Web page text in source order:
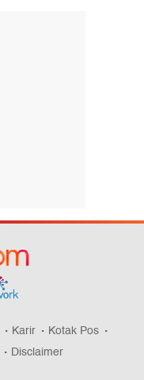
Karir
Kotak Pos
Disclaimer